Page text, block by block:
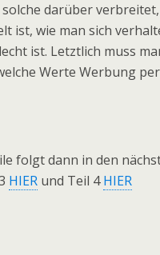
darüber
ist, wie man sich
ist. Letztlich muss
Werte Werbung
folgt dann in den
HIER und Teil 4HIER